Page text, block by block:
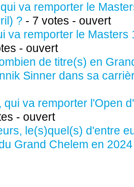
va remporter le
? - 7 votes - ouvert
va remporter le Masters
- ouvert
de titre(s) en
Sinner dans sa
qui va remporter l'Open
- ouvert
le(s)quel(s) d'entre
Grand Chelem en